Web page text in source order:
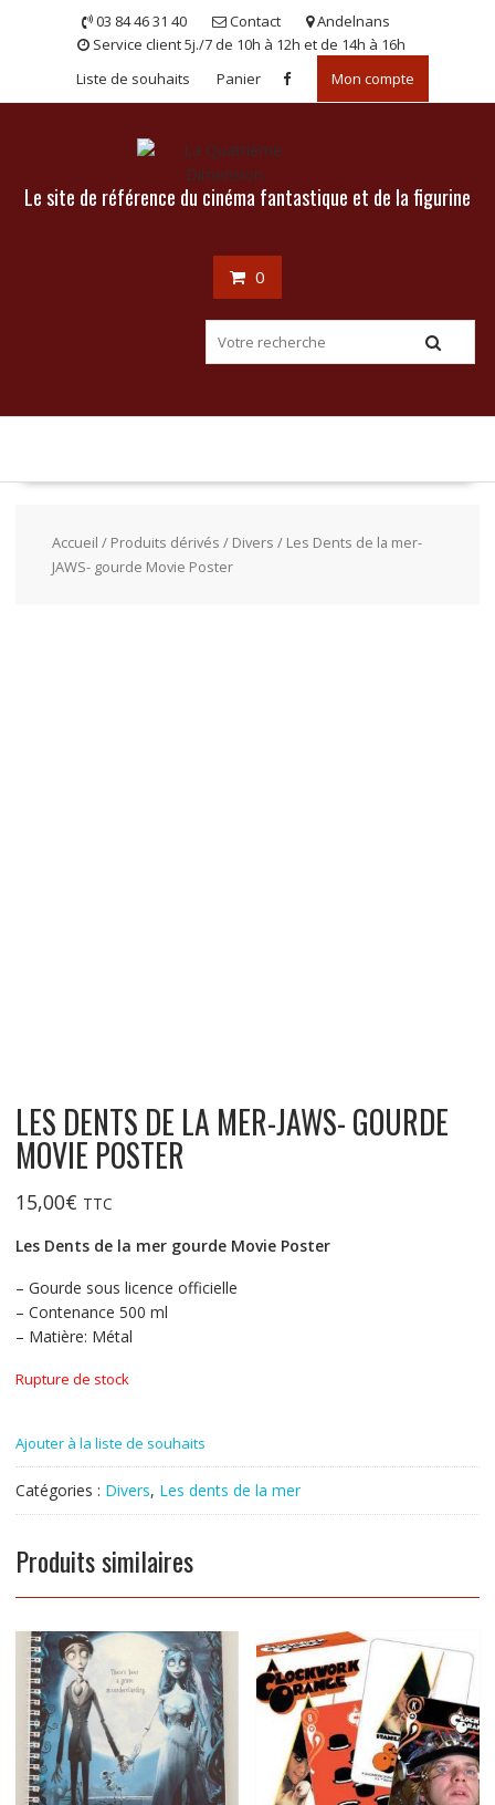
03 84 46 31 40 Contact
Andelnans
Service client 5j./7 de 10h à 12h et de 14h à 16h
Liste de souhaits
Panier Mon compte
Le site de référence du cinéma fantastique et de la figurine
0
Accueil / Produits dérivés / Divers / Les Dents de la mer-
JAWS- gourde Movie Poster
LES DENTS DE LA MER-JAWS- GOURDE
MOVIE POSTER
15,00€ TTC
Les Dents de la mer gourde Movie Poster
– Gourde sous licence officielle
– Contenance 500 ml
– Matière: Métal
Rupture de stock
Ajouter à la liste de souhaits
Catégories : Divers, Les dents de la mer
Produits similaires